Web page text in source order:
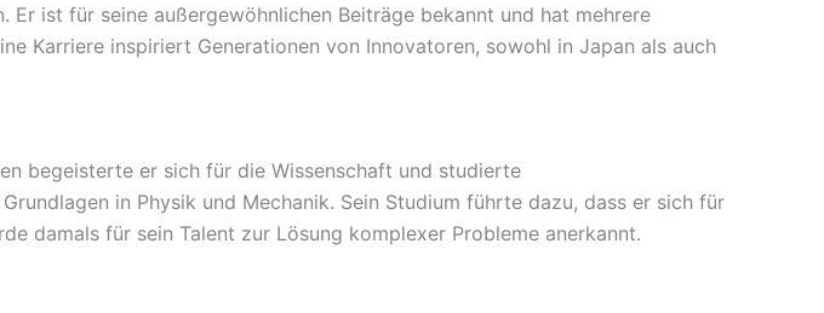
ist für seine außergewöhnlichen Beiträge bekannt und hat mehrere
Karriere inspiriert Generationen von Innovatoren, sowohl in Japan als auch
begeisterte er sich für die Wissenschaft und studierte
in Physik und Mechanik. Sein Studium führte dazu, dass er sich für
damals für sein Talent zur Lösung komplexer Probleme anerkannt.